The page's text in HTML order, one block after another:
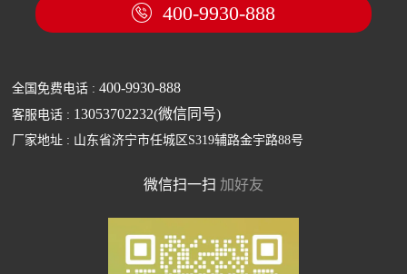
 400-9930-888
全国免费电话 :400-9930-888
客服电话 : 13053702232(微信同号)
厂家地址 : 山东省济宁市任城区S319辅路金宇路88号
微信扫一扫 加好友